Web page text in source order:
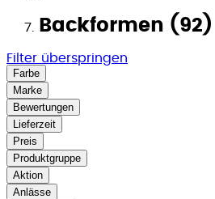
Backformen (92)
Filter überspringen
Farbe
Marke
Bewertungen
Lieferzeit
Preis
Produktgruppe
Aktion
Anlässe